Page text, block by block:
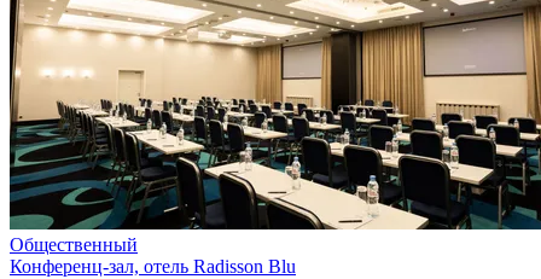
Общественный
Конференц-зал, отель Radisson Blu